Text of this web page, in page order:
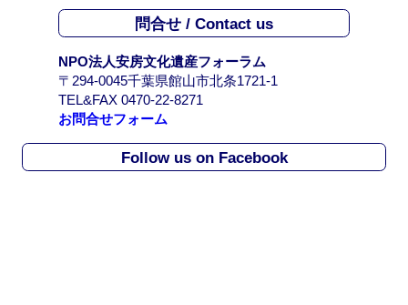
イ
ブ
A
r
c
h
i
問合せ / Contact us
NPO法人安房文化遺産フォーラム
〒294-0045千葉県館山市北条1721-1
TEL&FAX 0470-22-8271
お問合せフォーム
Follow us on Facebook